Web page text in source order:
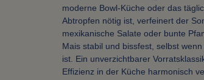
moderne Bowl-Küche oder das
Abtropfen nötig ist, verfeinert der
mexikanische Salate oder bunte
Mais stabil und bissfest, selbst
ist. Ein unverzichtbarer
Effizienz in der Küche harmonisch